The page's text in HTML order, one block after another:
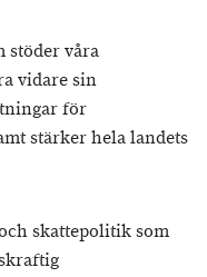
stöder våra
vidare sin
för
stärker hela landets
skattepolitik som